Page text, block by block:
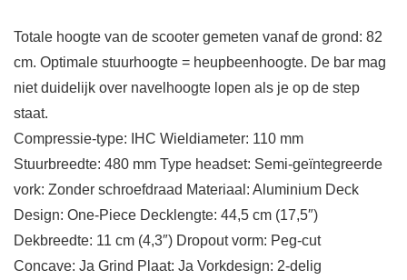
Totale hoogte van de scooter gemeten vanaf de grond: 82
cm. Optimale stuurhoogte = heupbeenhoogte. De bar mag
niet duidelijk over navelhoogte lopen als je op de step
staat.
Compressie-type: IHC Wieldiameter: 110 mm
Stuurbreedte: 480 mm Type headset: Semi-geïntegreerde
vork: Zonder schroefdraad Materiaal: Aluminium Deck
Design: One-Piece Decklengte: 44,5 cm (17,5″)
Dekbreedte: 11 cm (4,3″) Dropout vorm: Peg-cut
Concave: Ja Grind Plaat: Ja Vorkdesign: 2-delig